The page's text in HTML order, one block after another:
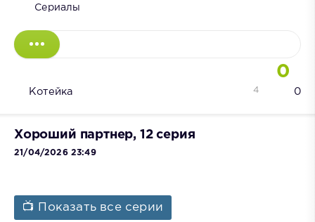
Сериалы
0
Котейка 0
4
Хороший партнер, 12 серия
21/04/2026 23:49
📺 Показать все серии